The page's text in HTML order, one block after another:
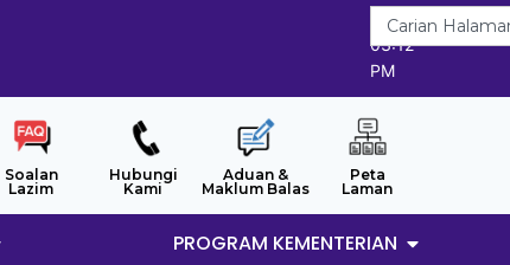
8/8/2026
03:12
PM
Soalan
Lazim
Hubungi
Kami
Aduan &
Maklum Balas
Peta
Laman
PROGRAM KEMENTERIAN